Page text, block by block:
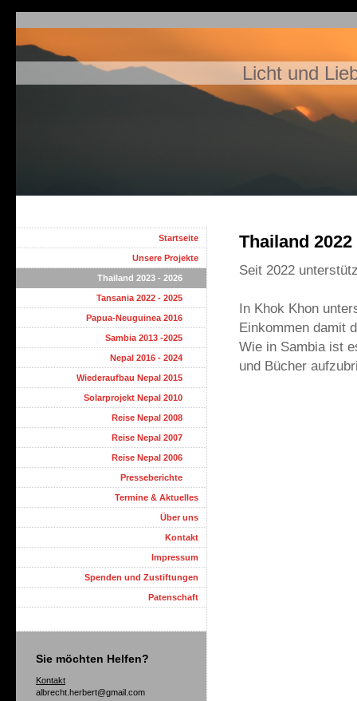
Licht und
Thailand 2022
Seit 2022
In Khok Khon
Einkommen damit
Wie in Sambia ist
und Bücher
Startseite
Unsere Projekte
Thailand 2023 - 2026
Tansania 2022 - 2025
Papua-Neuguinea 2016
Sambia 2013 -2025
Nepal 2016 - 2024
Wiederaufbau Nepal 2015
Solarprojekt Nepal 2010
Reise Nepal 2008
Reise Nepal 2007
Reise Nepal 2006
Presseberichte
Termine & Aktuelles
Über uns
Kontakt
Impressum
Spenden und Zustiftungen
Patenschaft
Sie möchten Helfen?
Kontakt
albrecht.herbert@gmail.com